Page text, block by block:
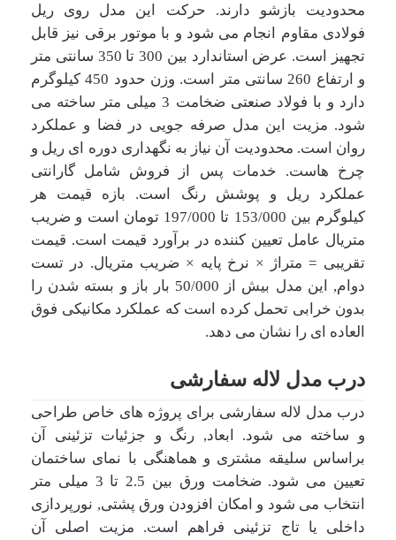
محدودیت بازشو دارند. حرکت این مدل روی ریل
فولادی مقاوم انجام می شود و با موتور برقی نیز قابل
تجهیز است. عرض استاندارد بین 300 تا 350 سانتی متر
و ارتفاع 260 سانتی متر است. وزن حدود 450 کیلوگرم
دارد و با فولاد صنعتی ضخامت 3 میلی متر ساخته می
شود. مزیت این مدل صرفه جویی در فضا و عملکرد
روان است. محدودیت آن نیاز به نگهداری دوره ای ریل و
چرخ هاست. خدمات پس از فروش شامل گارانتی
عملکرد ریل و پوشش رنگ است. بازه قیمت هر
کیلوگرم بین 153/000 تا 197/000 تومان است و ضریب
متریال عامل تعیین کننده در برآورد قیمت است. قیمت
تقریبی = متراژ × نرخ پایه × ضریب متریال. در تست
دوام, این مدل بیش از 50/000 بار باز و بسته شدن را
بدون خرابی تحمل کرده است که عملکرد مکانیکی فوق
العاده ای را نشان می دهد.
درب مدل لاله سفارشی
درب مدل لاله سفارشی برای پروژه های خاص طراحی
و ساخته می شود. ابعاد, رنگ و جزئیات تزئینی آن
براساس سلیقه مشتری و هماهنگی با نمای ساختمان
تعیین می شود. ضخامت ورق بین 2.5 تا 3 میلی متر
انتخاب می شود و امکان افزودن ورق پشتی, نورپردازی
داخلی یا تاج تزئینی فراهم است. مزیت اصلی آن